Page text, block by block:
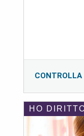
CONTROLLA
HO